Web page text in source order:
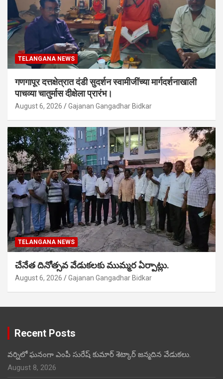
TELANGANA NEWS
गणगापूर दत्तक्षेत्रात दंडी सुदर्शन स्वामीजींच्या मार्गदर्शनाखाली
पाचव्या चातुर्मास दीक्षेला प्रारंभ।
August 6, 2026 Gajanan Gangadhar Bidkar
TELANGANA NEWS
చేనేత దినోత్సవ వేడుకలకు ముమ్మర ఏర్పాట్లు.
August 6, 2026 Gajanan Gangadhar Bidkar
Recent Posts
వర్నిలో ఘనంగా ఎంపీ సురేష్ కుమార్ శెట్కార్ జన్మదిన వేడుకలు.
August 8, 2026